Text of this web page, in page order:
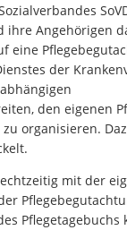
ihre Angehörigen
eine
der
den eigenen
organisieren.
mit der
Pflegetagebuchs